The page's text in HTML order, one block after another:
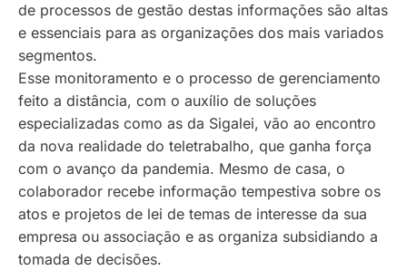
de processos de gestão destas informações são altas
e essenciais para as organizações dos mais variados
segmentos.
Esse monitoramento e o processo de gerenciamento
feito a distância, com o auxílio de soluções
especializadas como as da Sigalei, vão ao encontro
da nova realidade do teletrabalho, que ganha força
com o avanço da pandemia. Mesmo de casa, o
colaborador recebe informação tempestiva sobre os
atos e projetos de lei de temas de interesse da sua
empresa ou associação e as organiza subsidiando a
tomada de decisões.